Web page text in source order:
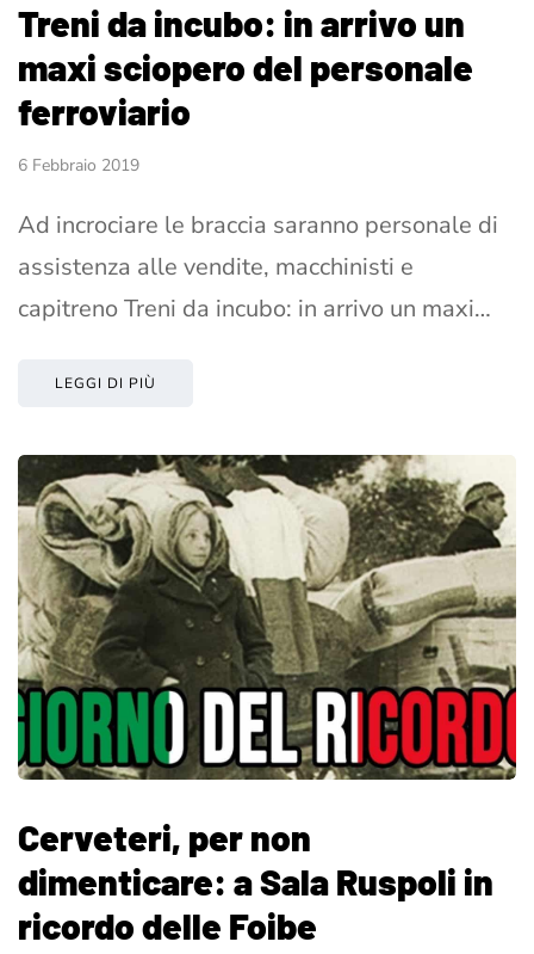
Treni da incubo: in arrivo un
maxi sciopero del personale
ferroviario
6 Febbraio 2019
Ad incrociare le braccia saranno personale di
assistenza alle vendite, macchinisti e
capitreno Treni da incubo: in arrivo un maxi…
LEGGI DI PIÙ
Cerveteri, per non
dimenticare: a Sala Ruspoli in
ricordo delle Foibe